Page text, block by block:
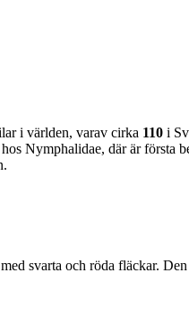
i världen, varav cirka 110 i
Nymphalidae, där är
svarta och röda fläckar.